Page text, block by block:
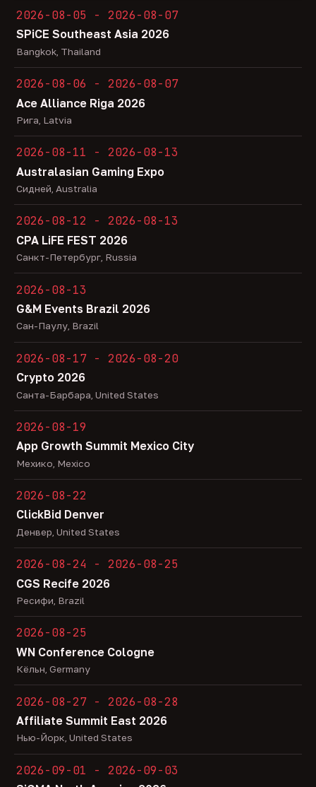
2026-08-05 - 2026-08-07
SPiCE Southeast Asia 2026
Bangkok, Thailand
2026-08-06 - 2026-08-07
Ace Alliance Riga 2026
Рига, Latvia
2026-08-11 - 2026-08-13
Australasian Gaming Expo
Сидней, Australia
2026-08-12 - 2026-08-13
CPA LiFE FEST 2026
Санкт-Петербург, Russia
2026-08-13
G&M Events Brazil 2026
Сан-Паулу, Brazil
2026-08-17 - 2026-08-20
Crypto 2026
Санта-Барбара, United States
2026-08-19
App Growth Summit Mexico City
Мехико, Mexico
2026-08-22
ClickBid Denver
Денвер, United States
2026-08-24 - 2026-08-25
CGS Recife 2026
Ресифи, Brazil
2026-08-25
WN Conference Cologne
Кёльн, Germany
2026-08-27 - 2026-08-28
Affiliate Summit East 2026
Нью-Йорк, United States
2026-09-01 - 2026-09-03